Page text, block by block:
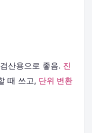
산용으로 좋음. 진
때 쓰고, 단위 변환